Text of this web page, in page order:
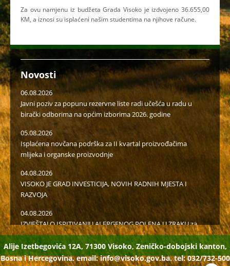
Za ovu namjenu iz budžeta Grada Visoko je izdvojeno 36.655,00
KM, a iznosi su isplaćeni našim studentima na njihove račune.
Novosti
06.08.2026
Javni poziv za popunu rezervne liste radi učešća u radu u
birački odborima na općim izborima 2026. godine
05.08.2026
Isplaćena novčana podrška za II kvartal proizvođačima
mlijeka i organske proizvodnje
04.08.2026
VISOKO JE GRAD INVESTICIJA, NOVIH RADNIH MJESTA I
RAZVOJA
04.08.2026
IZVJEŠTAJ O ISPITIVANJU ALERGENOG POLENA U ZRAKU za
period 20. jul 2026. godine – 26. jul 2026. godine
31.07.2026
Obavijest – Spisak studenata- aplikanata koji su u konkurenciji
Alije Izetbegovića 12A, 71300 Visoko, Zeničko-dobojski kanton,
Bosna i Hercegovina. email:info@visoko.gov.ba.tel: 032/732-500